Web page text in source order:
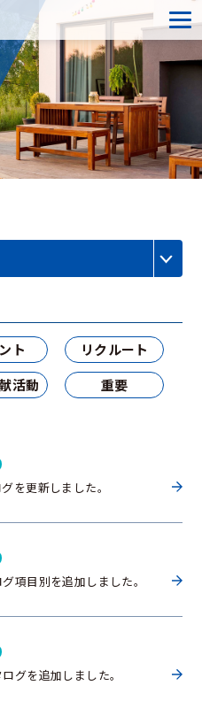
ト
リクルート
活動 重要
を更新しました。
項目別を追加しました。
グを追加しました。